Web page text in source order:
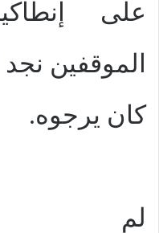
على
الموقفين
كان يرجوه.
لم